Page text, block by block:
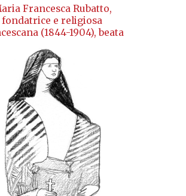
Francesca Rubatto,
fondatrice e religiosa
(1844-1904), beata